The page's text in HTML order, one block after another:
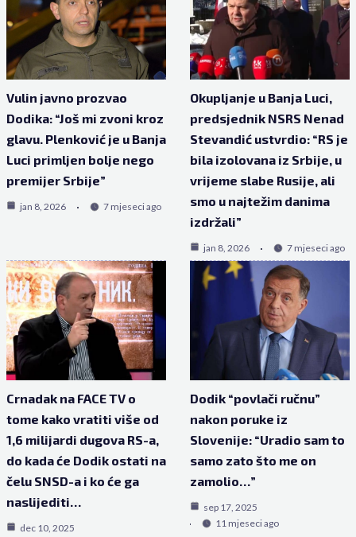
Vulin javno prozvao
Dodika: “Još mi zvoni kroz
glavu. Plenković je u Banja
Luci primljen bolje nego
premijer Srbije”
jan 8, 2026 7 mjeseci ago
Okupljanje u Banja Luci,
predsjednik NSRS Nenad
Stevandić ustvrdio: “RS je
bila izolovana iz Srbije, u
vrijeme slabe Rusije, ali
smo u najtežim danima
izdržali”
jan 8, 2026 7 mjeseci ago
Crnadak na FACE TV o
tome kako vratiti više od
1,6 milijardi dugova RS-a,
do kada će Dodik ostati na
čelu SNSD-a i ko će ga
naslijediti…
dec 10, 2025
Dodik “povlači ručnu”
nakon poruke iz
Slovenije: “Uradio sam to
samo zato što me on
zamolio…”
sep 17, 2025
11 mjeseci ago